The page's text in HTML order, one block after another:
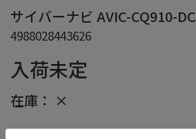
サイバーナビ AVIC-CQ910-DC
4988028443626
入荷未定
在庫： ×